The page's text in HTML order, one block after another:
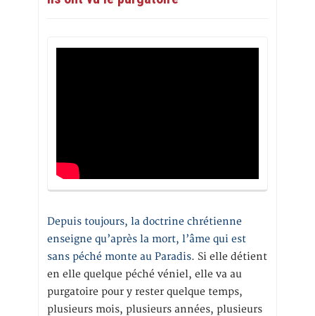
Depuis toujours, la doctrine chrétienne
enseigne qu’après la mort, l’âme qui est
sans péché monte au Paradis. Si elle détient
en elle quelque péché véniel, elle va au
purgatoire pour y rester quelque temps,
plusieurs mois, plusieurs années, plusieurs